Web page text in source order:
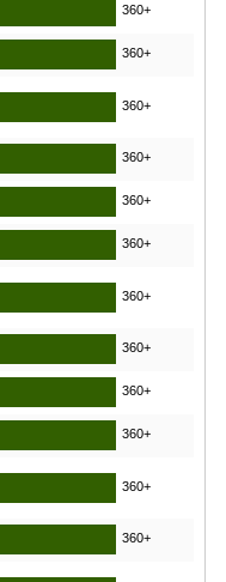
360+
360+
360+
360+
360+
360+
360+
360+
360+
360+
360+
360+